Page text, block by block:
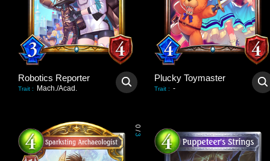
Robotics Reporter
Trait : Mach./Acad.
Plucky Toymaster
Trait : -
0
/
3